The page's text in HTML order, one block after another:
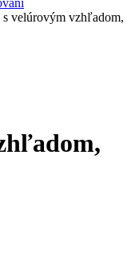
s velúrovým vzhľadom,